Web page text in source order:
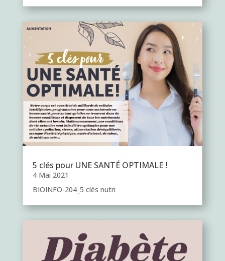
5 clés pour UNE SANTÉ OPTIMALE !
4 Mai 2021
BIOINFO-204_5 clés nutri